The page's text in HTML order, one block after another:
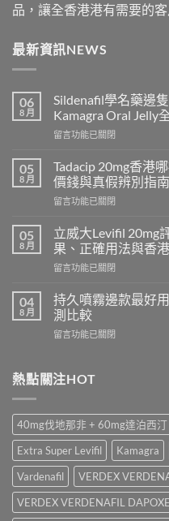
品，讓全香港港有需要的
最新資訊NEWS
06
8 月
Sildenafil學名藥邊
Kamagra Oral Jelly
在
學
名
藥
邊
好？
Cenforce-
100、
Kamagra
Kamagra
Oral
全
較〉
留言功能已關閉
05
8 月
Tadacip 20mg香港
價錢與真假辨別指南
在
20mg
香
港
哪
買？
犀
利
士
藥
渠
道、
價
錢
與
真
假
辨
留言功能已關閉
05
8 月
立威大Levifil 20mg
果、正確用法與香
在
威
大
Levifil
20mg
印
威
壯
名
藥
真
實
效
留言功能已關閉
04
8 月
持久噴霧邊款最好
測比較
在
噴
霧
款
最
好
用？
享
久
3
代
留言功能已關閉
熱點關注HOT
40mg伐地那非 + 60mg達泊西汀
Extra Super Levifil
Kamagra
Vardenafil
VERDEX
VERDEX VERDENAFIL